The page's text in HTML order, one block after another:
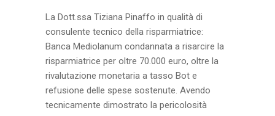
La Dott.ssa Tiziana Pinaffo in qualità di
consulente tecnico della risparmiatrice:
Banca Mediolanum condannata a risarcire la
risparmiatrice per oltre 70.000 euro, oltre la
rivalutazione monetaria a tasso Bot e
refusione delle spese sostenute. Avendo
tecnicamente dimostrato la pericolosità